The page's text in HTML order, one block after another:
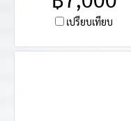
เปรียบเทียบ